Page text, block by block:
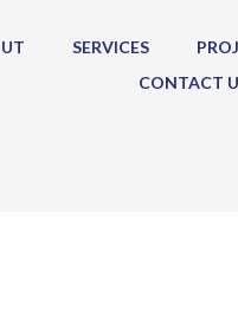
SERVICES
CONTACT